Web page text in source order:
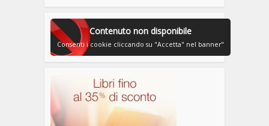
Contenuto non disponibile
Consenti i cookie cliccando su "Accetta" nel banner"